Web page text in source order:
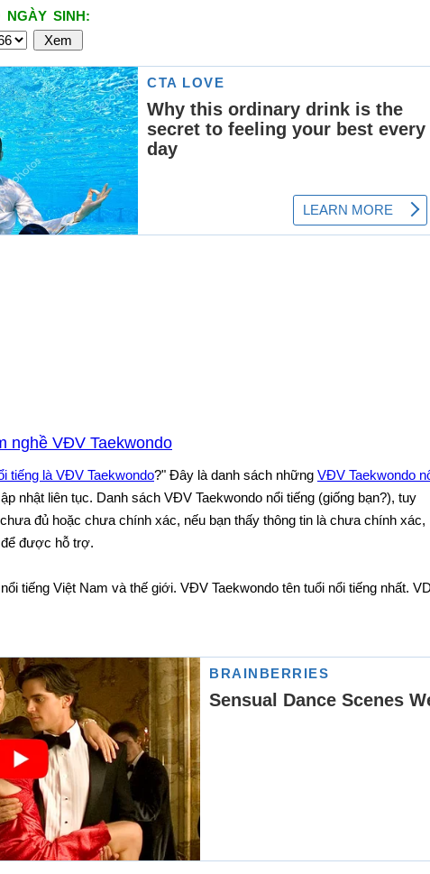
NGÀY SINH:
nghề VĐV Taekwondo
tiếng là VĐV Taekwondo?" Đây là danh sách những VĐV Taekwondo
nhật liên tục. Danh sách VĐV Taekwondo nổi tiếng (giống bạn?), tuy
đủ hoặc chưa chính xác, nếu bạn thấy thông tin là chưa chính xác,
được hỗ trợ.
tiếng Việt Nam và thế giới. VĐV Taekwondo tên tuổi nổi tiếng nhất.